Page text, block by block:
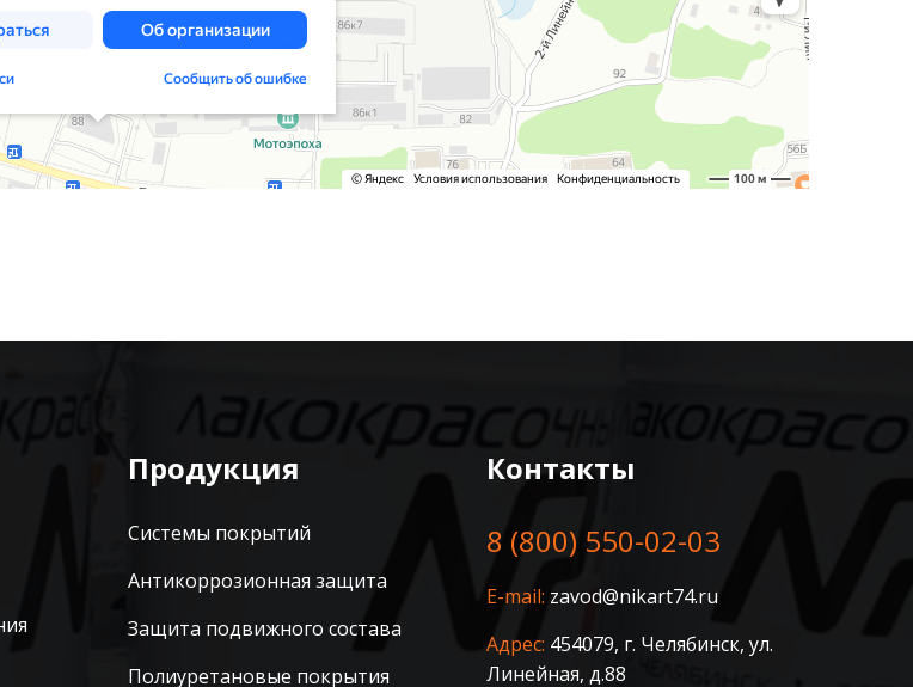
Продукция
Системы покрытий
Антикоррозионная защита
Защита подвижного состава
Полиуретановые покрытия
Контакты
8 (800) 550-02-03
E-mail: zavod@nikart74.ru
Адрес: 454079, г. Челябинск, ул.
Линейная, д.88